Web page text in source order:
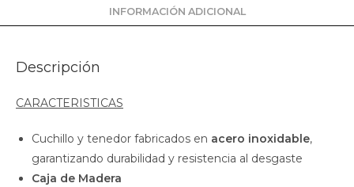
INFORMACIÓN ADICIONAL
Descripción
CARACTERISTICAS
Cuchillo y tenedor fabricados en acero inoxidable,
garantizando durabilidad y resistencia al desgaste
Caja de Madera